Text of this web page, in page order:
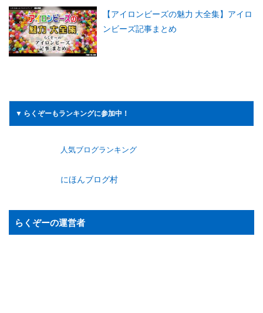
【アイロンビーズの魅力 大全集】アイロ
ンビーズ記事まとめ
▼ らくぞーもランキングに参加中！
人気ブログランキング
にほんブログ村
らくぞーの運営者